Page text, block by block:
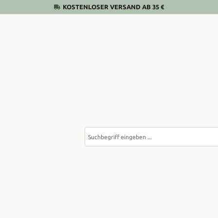
KOSTENLOSER VERSAND AB 35 €